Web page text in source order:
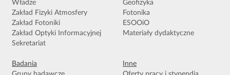
Władze
Zakład Fizyki Atmosfery
Zakład Fotoniki
Zakład Optyki Informacyjnej
Sekretariat
Geofizyka
Fotonika
ESOOiO
Materiały dydaktyczne
Badania
Inne